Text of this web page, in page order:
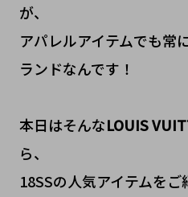
が、
アパレルアイテムでも常
ランドなんです！
本日はそんなLOUIS
ら、
18SSの人気アイテムをご